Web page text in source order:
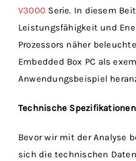
V3000 Serie. In diesem
Leistungsfähigkeit und
Prozessors näher
Embedded Box PC als
Anwendungsbeispiel
Technische Spezifikationen
Bevor wir mit der Analyse
sich die technischen